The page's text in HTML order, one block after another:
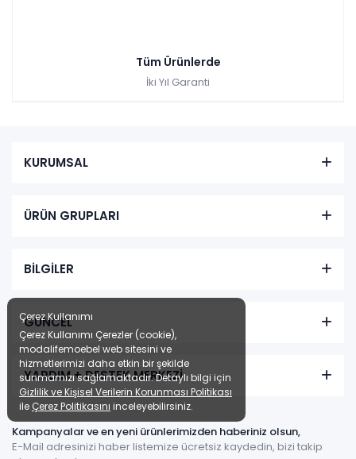
Tüm Ürünlerde
İki Yıl Garanti
KURUMSAL
ÜRÜN GRUPLARI
BİLGİLER
GÜNCEL
YARDIM + DESTEK MERKEZİ
Kampanyalar ve en yeni ürünlerimizden haberiniz olsun,
E-Mail adresinizi haber listemize ücretsiz kaydedin, bizi takip
Çerez Kullanımı
Çerez Kullanımı Çerezler (cookie),
modalifemoebel web sitesini ve
hizmetlerimizi daha etkin bir şekilde
sunmamızı sağlamaktadır. Detaylı bilgi için
Gizlilik ve Kişisel Verilerin Korunması Politikası
ile Çerez Politikasını inceleyebilirsiniz.